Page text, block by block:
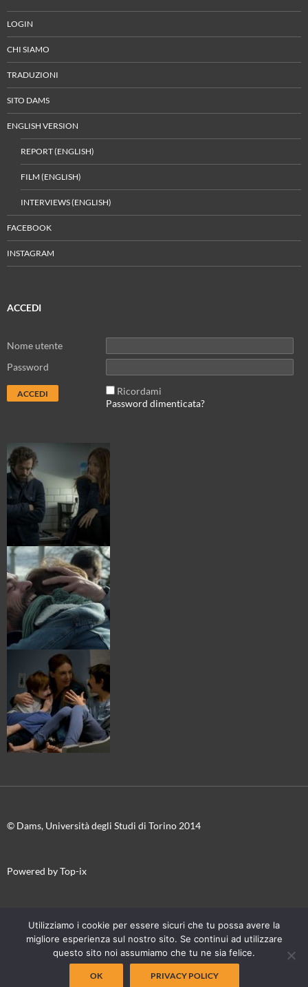
LOGIN
CHI SIAMO
TRADUZIONI
SITO DAMS
ENGLISH VERSION
REPORT (ENGLISH)
FILM (ENGLISH)
INTERVIEWS (ENGLISH)
FACEBOOK
INSTAGRAM
ACCEDI
Nome utente
Password
Ricordami
Password dimenticata?
© Dams, Università degli Studi di Torino 2014
Powered by Top-ix
CinemaUtilizziamo i cookie per essere sicuri che tu possa avere la
migliore esperienza sul nostro sito. Se continui ad utilizzare
questo sito noi assumiamo che tu ne sia felice.
OK PRIVACY POLICY